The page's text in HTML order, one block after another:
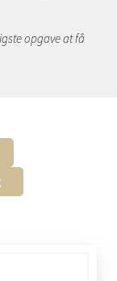
opgave at få